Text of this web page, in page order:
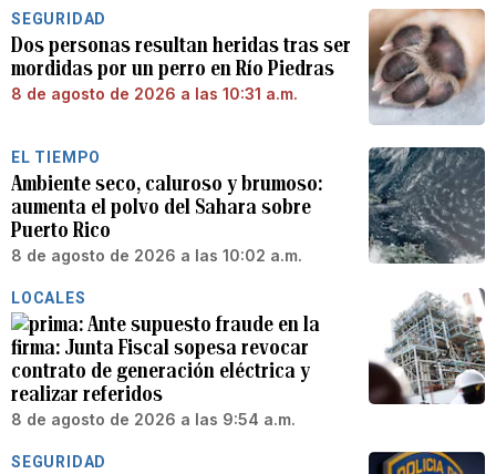
SEGURIDAD
Dos personas resultan heridas tras ser
mordidas por un perro en Río Piedras
8 de agosto de 2026 a las 10:31 a.m.
EL TIEMPO
Ambiente seco, caluroso y brumoso:
aumenta el polvo del Sahara sobre
Puerto Rico
8 de agosto de 2026 a las 10:02 a.m.
LOCALES
Ante supuesto fraude en la
firma: Junta Fiscal sopesa revocar
contrato de generación eléctrica y
realizar referidos
8 de agosto de 2026 a las 9:54 a.m.
SEGURIDAD